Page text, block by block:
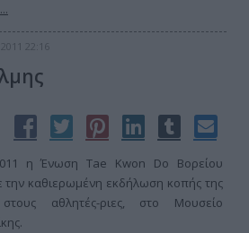
22:16
η Ένωση Tae Kwon Do Βορείου
την καθιερωμένη εκδήλωση κοπής της
αθλητές-ριες, στο Μουσείο